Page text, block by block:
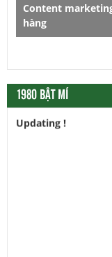
Content
hàng
1980 BẬT MÍ